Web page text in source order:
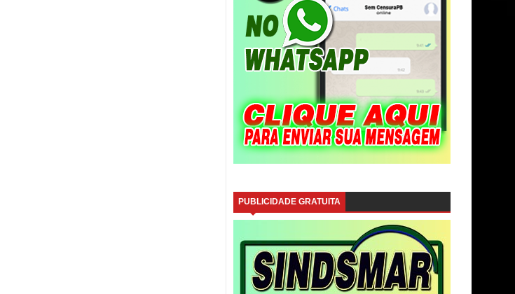
PUBLICIDADE GRATUITA